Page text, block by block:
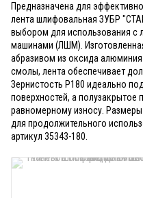
Предназначена для
лента шлифовальная ЗУБР
выбором для использования
машинами (ЛШМ).
абразивом из оксида
смолы, лента обеспечивает
Зернистость P180 идеально
поверхностей, а полузакрытое
равномерному износу.
для продолжительного
артикул 35343-180.